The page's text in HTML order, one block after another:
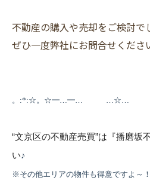
不動産の購入や売却をご検討で
ぜひ一度弊社にお問合せくださ
。:*:☆。☆━…━… …☆…
“文京区の不動産売買”は『播磨坂
い♪
※その他エリアの物件も得意ですよ～！